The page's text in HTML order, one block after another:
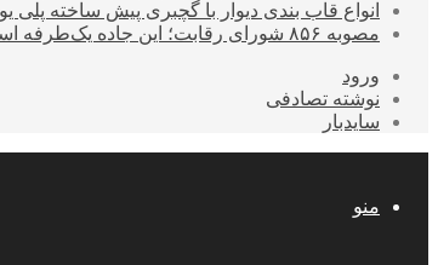
انواع قاب بندی دیوار با گچبری پیش ساخته
مصوبه ۸۵۶ شورای رقابت؛ این جاده یک‌طرفه است
ورود
نوشته تصادفی
سایدبار
منو